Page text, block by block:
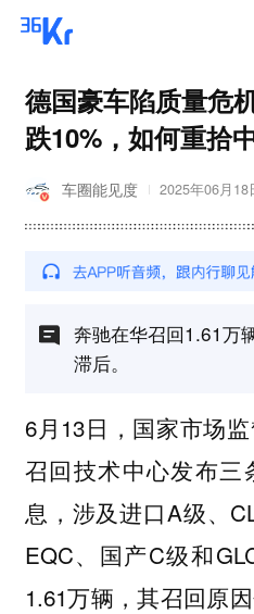
德国豪车陷质量危
跌10%，如何重拾
车圈能见度 2025年06月18
奔驰在华召回1.61万
滞后。
6月13日，国家市场
召回技术中心发布
息，涉及进口A级、
EQC、国产C级和
1.61万辆，其召回原